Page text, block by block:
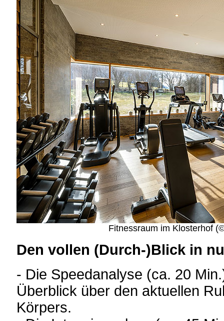
Fitnessraum im Klosterhof
Den vollen (Durch-)Blick in
- Die Speedanalyse (ca. 20
Überblick über den aktuellen
Körpers.